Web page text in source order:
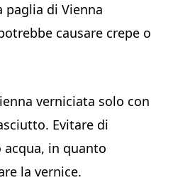
paglia di Vienna
causare crepe o
verniciata solo con
Evitare di
in quanto
la vernice.